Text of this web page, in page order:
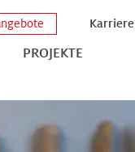
Karriere
PROJEKTE